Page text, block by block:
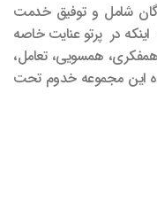
شامل و توفیق خدمت
در پرتو عنایت خاصه
همسویی، تعامل،
این مجموعه خدوم تحت